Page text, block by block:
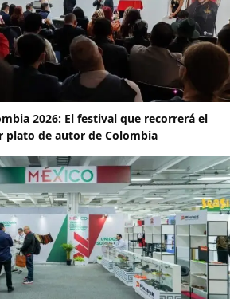
2026: El festival que recorrerá el
plato de autor de Colombia